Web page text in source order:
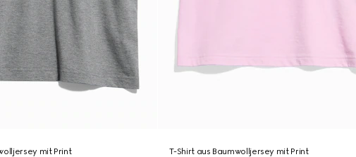
mit Print
T-Shirt aus Baumwolljersey mit Print